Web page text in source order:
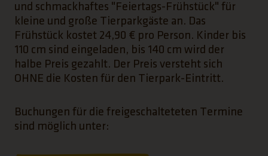
und schmackhaftes "Feiertags-Frühstück" für
kleine und große Tierparkgäste an. Das
Frühstück kostet 24,90 € pro Person. Kinder bis
110 cm sind eingeladen, bis 140 cm wird der
halbe Preis gezahlt. Der Preis versteht sich
OHNE die Kosten für den Tierpark-Eintritt.
Buchungen für die freigeschalteteten Termine
sind möglich unter: